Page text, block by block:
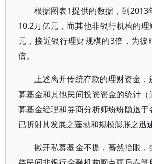
根据图表1提供的数据，到2013
10.2万亿元，而其他非银行机构的
元，接近银行理财规模的3倍，为彼
倍。
上述离开传统存款的理财资金
募基金和其他民间投资资金的统计（
募基金经理和券商分析师纷纷隐退于
已折射其发展之蓬勃和规模膨胀之迅
撇开私募基金不提，蓦然抬眼，